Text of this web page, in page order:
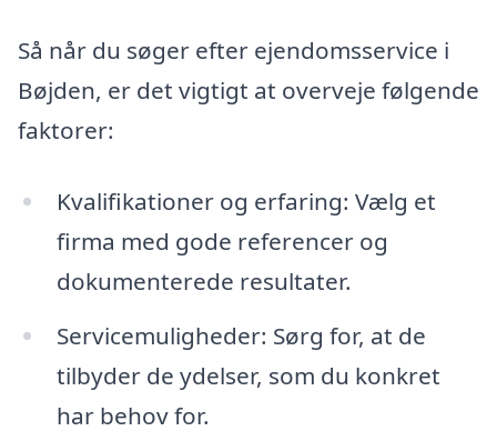
Så når du søger efter ejendomsservice i
Bøjden, er det vigtigt at overveje følgende
faktorer:
Kvalifikationer og erfaring: Vælg et
firma med gode referencer og
dokumenterede resultater.
Servicemuligheder: Sørg for, at de
tilbyder de ydelser, som du konkret
har behov for.